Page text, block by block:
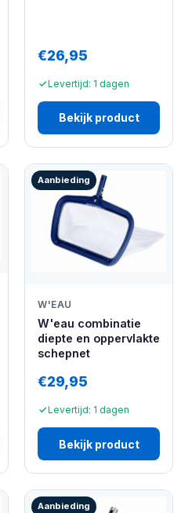
€26,95
Levertijd: 1 dagen
Bekijk product
Aanbieding
W'EAU
W'eau combinatie
diepte en oppervlakte
schepnet
€29,95
Levertijd: 1 dagen
Bekijk product
Aanbieding